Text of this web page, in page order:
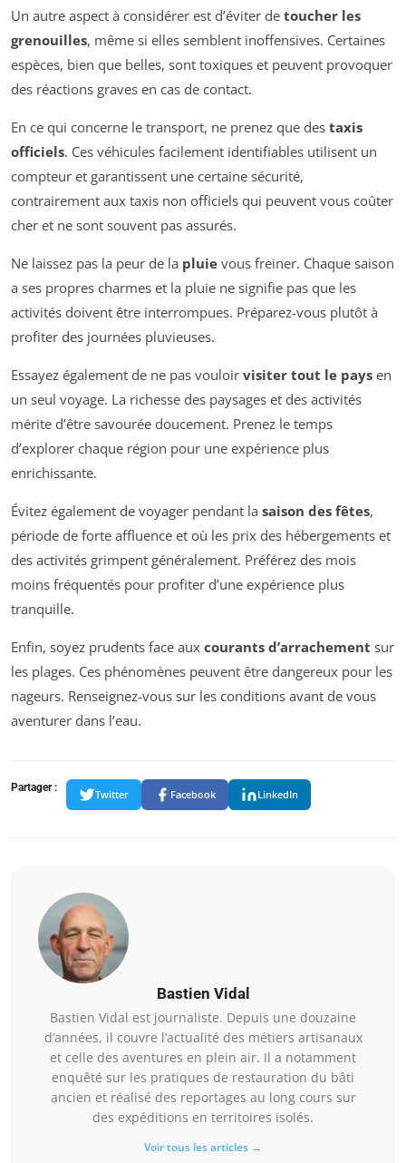
Un autre aspect à considérer est d’éviter de toucher les
grenouilles, même si elles semblent inoffensives. Certaines
espèces, bien que belles, sont toxiques et peuvent provoquer
des réactions graves en cas de contact.
En ce qui concerne le transport, ne prenez que des taxis
officiels. Ces véhicules facilement identifiables utilisent un
compteur et garantissent une certaine sécurité,
contrairement aux taxis non officiels qui peuvent vous coûter
cher et ne sont souvent pas assurés.
Ne laissez pas la peur de la pluie vous freiner. Chaque saison
a ses propres charmes et la pluie ne signifie pas que les
activités doivent être interrompues. Préparez-vous plutôt à
profiter des journées pluvieuses.
Essayez également de ne pas vouloir visiter tout le pays en
un seul voyage. La richesse des paysages et des activités
mérite d’être savourée doucement. Prenez le temps
d’explorer chaque région pour une expérience plus
enrichissante.
Évitez également de voyager pendant la saison des fêtes,
période de forte affluence et où les prix des hébergements et
des activités grimpent généralement. Préférez des mois
moins fréquentés pour profiter d’une expérience plus
tranquille.
Enfin, soyez prudents face aux courants d’arrachement sur
les plages. Ces phénomènes peuvent être dangereux pour les
nageurs. Renseignez-vous sur les conditions avant de vous
aventurer dans l’eau.
Partager :
Twitter Facebook LinkedIn
Bastien Vidal
Bastien Vidal est journaliste. Depuis une douzaine
d’années, il couvre l’actualité des métiers artisanaux
et celle des aventures en plein air. Il a notamment
enquêté sur les pratiques de restauration du bâti
ancien et réalisé des reportages au long cours sur
des expéditions en territoires isolés.
Voir tous les articles →